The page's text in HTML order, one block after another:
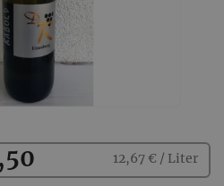
12,67 € / Liter